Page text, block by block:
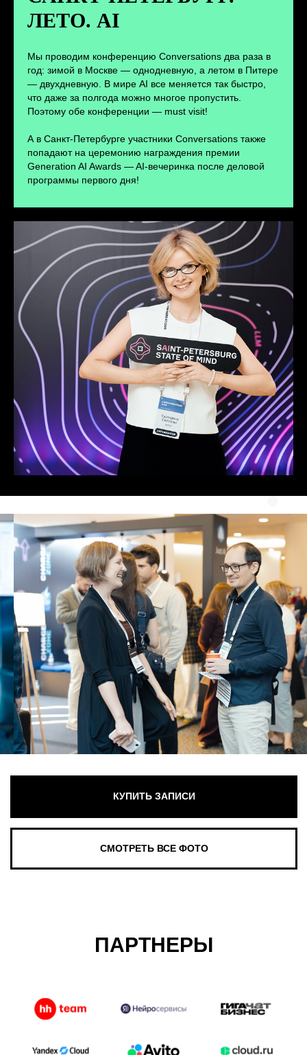
ЛЕТО. AI
Мы проводим конференцию Conversations два раза в
год: зимой в Москве — однодневную, а летом в Питере
— двухдневную. В мире AI все меняется так быстро,
что даже за полгода можно многое пропустить.
Поэтому обе конференции — must visit!
А в Санкт-Петербурге участники Conversations также
попадают на церемонию награждения премии
Generation AI Awards — AI-вечеринка после деловой
программы первого дня!
ПАРТНЕРЫ